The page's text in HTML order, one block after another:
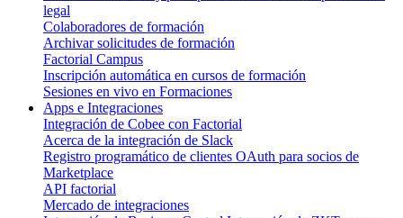
legal
Colaboradores de formación
Archivar solicitudes de formación
Factorial Campus
Inscripción automática en cursos de formación
Sesiones en vivo en Formaciones
Apps e Integraciones
Integración de Cobee con Factorial
Acerca de la integración de Slack
Registro programático de clientes OAuth para socios de
Marketplace
API factorial
Mercado de integraciones